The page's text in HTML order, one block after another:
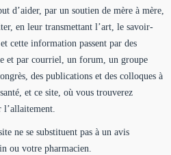
d’aider, par un soutien de mère à mère,
en leur transmettant l’art, le savoir-
cette information passent par des
et par courriel, un forum, un groupe
des publications et des colloques à
et ce site, où vous trouverez
l’allaitement.
ne se substituent pas à un avis
ou votre pharmacien.